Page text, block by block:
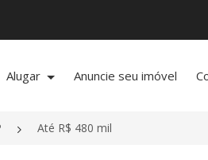
Alugar Anuncie seu imóvel
Até R$ 480 mil